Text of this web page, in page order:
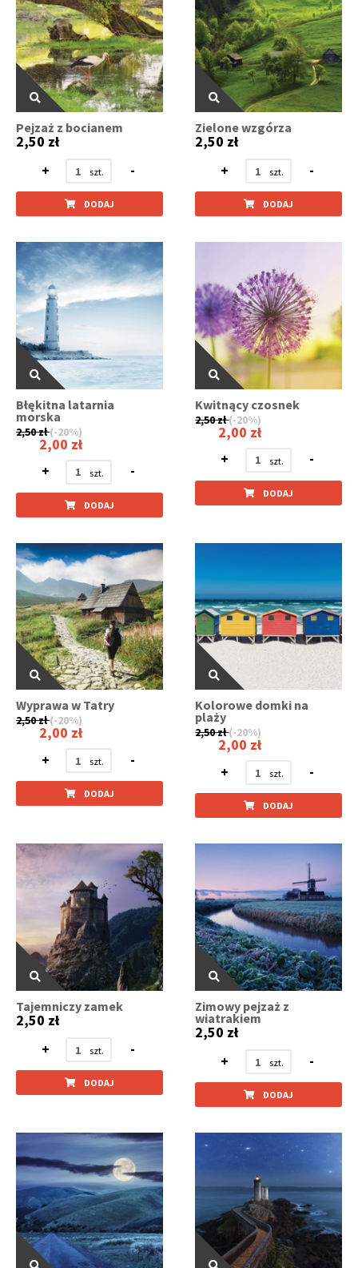
Pejzaż z bocianem
2,50 zł
+
-
DODAJ
Zielone wzgórza
2,50 zł
+
-
DODAJ
Błękitna latarnia
morska
2,50 zł (-20%)
2,00 zł
+
-
DODAJ
Kwitnący czosnek
2,50 zł(-20%)
2,00 zł
+
-
DODAJ
Wyprawa w Tatry
2,50 zł (-20%)
2,00 zł
+
-
DODAJ
Kolorowe domki na
plaży
2,50 zł(-20%)
2,00 zł
+
-
DODAJ
Tajemniczy zamek
2,50 zł
+
-
DODAJ
Zimowy pejzaż z
wiatrakiem
2,50 zł
+
-
DODAJ